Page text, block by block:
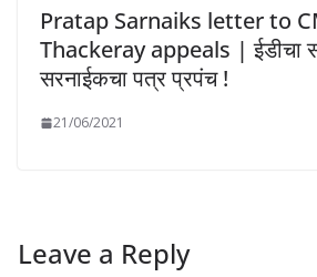
Pratap Sarnaiks letter to
Thackeray appeals | ईडीचा
सरनाईकचा पत्र प्रपंच !
21/06/2021
Leave a Reply